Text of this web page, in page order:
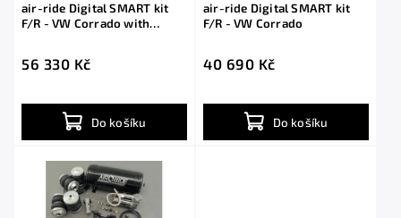
air-ride Digital SMART kit
F/R - VW Corrado with
56 330 Kč
Do košíku
air-ride Digital SMART kit
F/R - VW Corrado
40 690 Kč
Do košíku